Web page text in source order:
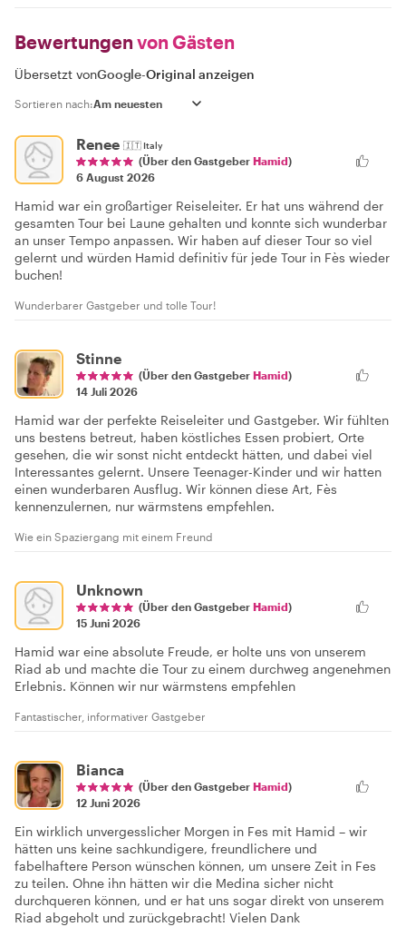
Bewertungen von Gästen
Übersetzt vonGoogle-Original anzeigen
Sortieren nach:
Renee 🇮🇹Italy
(Über den Gastgeber Hamid)
6 August 2026
Hamid war ein großartiger Reiseleiter. Er hat uns während der
gesamten Tour bei Laune gehalten und konnte sich wunderbar
an unser Tempo anpassen. Wir haben auf dieser Tour so viel
gelernt und würden Hamid definitiv für jede Tour in Fès wieder
buchen!
Wunderbarer Gastgeber und tolle Tour!
Stinne
(Über den Gastgeber Hamid)
14 Juli 2026
Hamid war der perfekte Reiseleiter und Gastgeber. Wir fühlten
uns bestens betreut, haben köstliches Essen probiert, Orte
gesehen, die wir sonst nicht entdeckt hätten, und dabei viel
Interessantes gelernt. Unsere Teenager-Kinder und wir hatten
einen wunderbaren Ausflug. Wir können diese Art, Fès
kennenzulernen, nur wärmstens empfehlen.
Wie ein Spaziergang mit einem Freund
Unknown
(Über den Gastgeber Hamid)
15 Juni 2026
Hamid war eine absolute Freude, er holte uns von unserem
Riad ab und machte die Tour zu einem durchweg angenehmen
Erlebnis. Können wir nur wärmstens empfehlen
Fantastischer, informativer Gastgeber
Bianca
(Über den Gastgeber Hamid)
12 Juni 2026
Ein wirklich unvergesslicher Morgen in Fes mit Hamid – wir
hätten uns keine sachkundigere, freundlichere und
fabelhaftere Person wünschen können, um unsere Zeit in Fes
zu teilen. Ohne ihn hätten wir die Medina sicher nicht
durchqueren können, und er hat uns sogar direkt von unserem
Riad abgeholt und zurückgebracht! Vielen Dank